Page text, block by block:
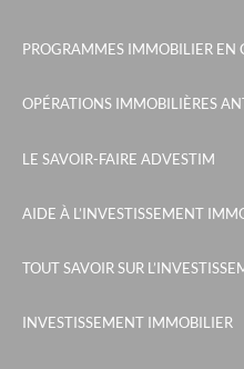
le parc des sources- neuville
sky - courbevoie
le jardin de sakura -
les fermes emiguy - les gets
pignada - soustons
medicis longchamps -
PROGRAMMES IMMOBILIER EN
OPÉRATIONS IMMOBILIÈRES
LE SAVOIR-FAIRE ADVESTIM
AIDE À L’INVESTISSEMENT
TOUT SAVOIR SUR
INVESTISSEMENT IMMOBILIER